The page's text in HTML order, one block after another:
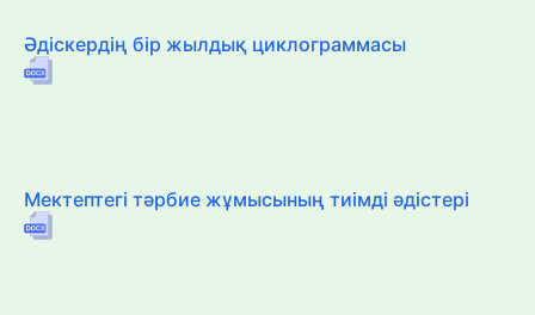
Әдіскердің бір жылдық циклограммасы
Мектептегі тәрбие жұмысының тиімді әдістері